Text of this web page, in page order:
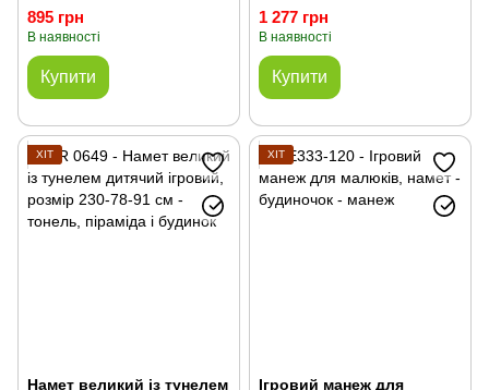
895 грн
В наявності
Купити
1 277 грн
В наявності
Купити
ХІТ
Намет великий із тунелем
ХІТ
Ігровий манеж для